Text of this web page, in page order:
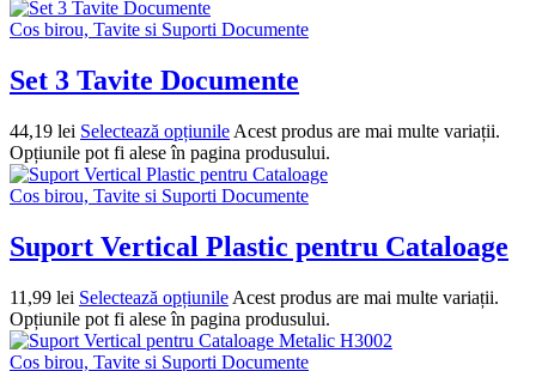
Cos birou, Tavite si Suporti Documente
Set 3 Tavite Documente
44,19 lei Selectează opțiunile Acest produs are mai multe variații.
Opțiunile pot fi alese în pagina produsului.
Cos birou, Tavite si Suporti Documente
Suport Vertical Plastic pentru Cataloage
11,99 lei Selectează opțiunile Acest produs are mai multe variații.
Opțiunile pot fi alese în pagina produsului.
Cos birou, Tavite si Suporti Documente